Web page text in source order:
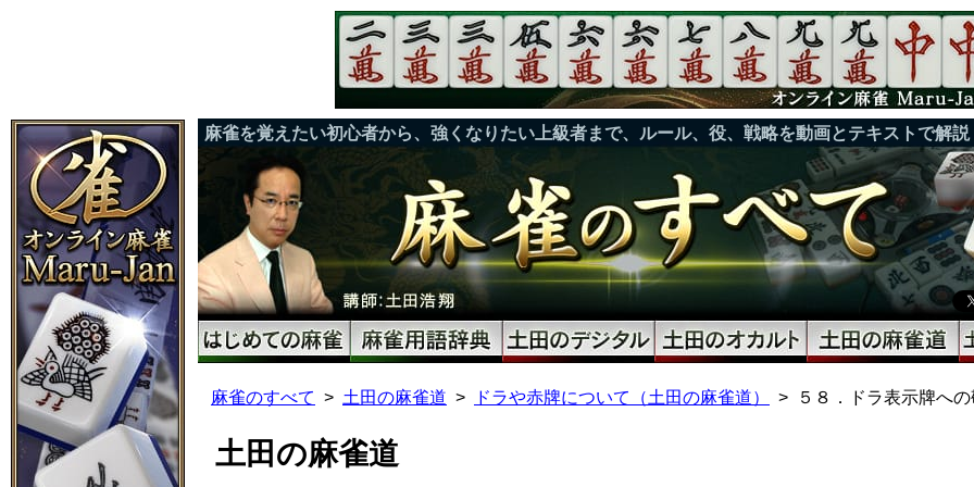
麻雀を覚えたい初心者から、強くなりたい上級者まで、ルール、役、戦略を動画とテキストで解説
麻雀のすべて 土田の麻雀道 ドラや赤牌について（土田の麻雀道） ５８．ドラ表示牌へ
土田の麻雀道